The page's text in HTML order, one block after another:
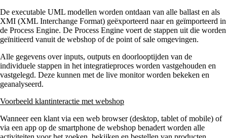
De executable UML modellen worden ontdaan van alle ballast en als
XMI (XML Interchange Format) geëxporteerd naar en geïmporteerd in
de Process Engine. De Process Engine voert de stappen uit die worden
geïnitieerd vanuit de webshop of de point of sale omgevingen.
Alle gegevens over inputs, outputs en doorlooptijden van de
individuele stappen in het integratieproces worden vastgehouden en
vastgelegd. Deze kunnen met de live monitor worden bekeken en
geanalyseerd.
Voorbeeld klantinteractie met webshop
Wanneer een klant via een web browser (desktop, tablet of mobile) of
via een app op de smartphone de webshop benadert worden alle